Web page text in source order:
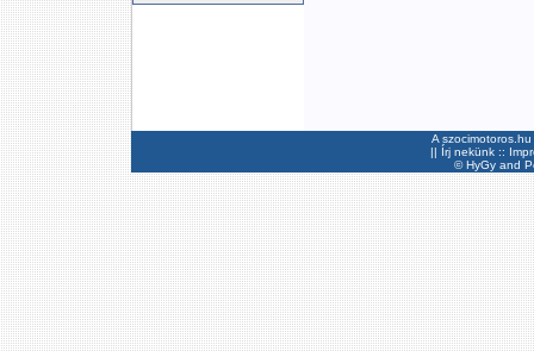
A
|| Írj nekünk ::
©HyGyand